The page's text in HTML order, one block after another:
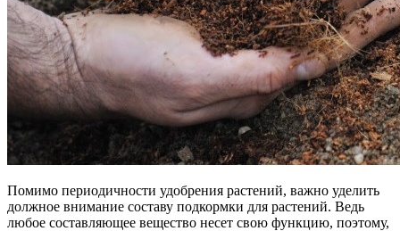
Помимо периодичности удобрения растений, важно уделить
должное внимание составу подкормки для растений. Ведь
любое составляющее вещество несет свою функцию, поэтому,